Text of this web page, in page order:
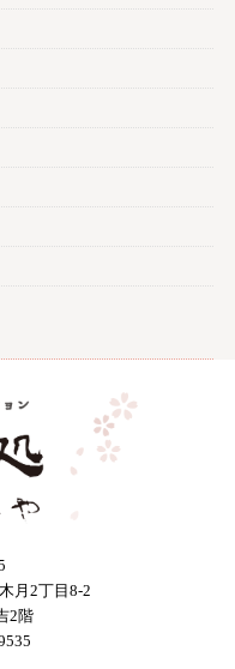
月2丁目8-2
2階